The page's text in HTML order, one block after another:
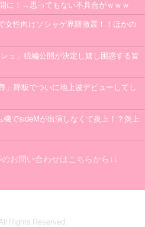
に！→思ってもない不具合がｗｗｗ
女性向けソシャゲ界隈激震！！ほかの
ェ」続編公開が決定し嬉し困惑する皆
」降板でついに地上波デビューしてし
機でsideMが出演しなくて炎上！？炎上
お問い合わせはこちらから↓↓
Rights Reserved.